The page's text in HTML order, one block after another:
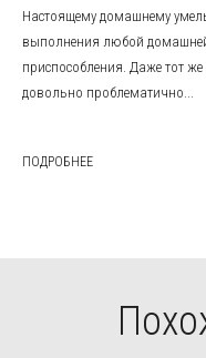
Настоящему домашнему
выполнения любой
приспособления. Даже тот
довольно проблематично...
ПОДРОБНЕЕ